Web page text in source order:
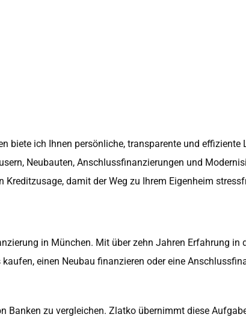
biete ich Ihnen persönliche, transparente und
Neubauten, Anschlussfinanzierungen und
damit der Weg zu Ihrem Eigenheim
in München. Mit über zehn Jahren Erfahrung
einen Neubau finanzieren oder eine
Banken zu vergleichen. Zlatko übernimmt diese